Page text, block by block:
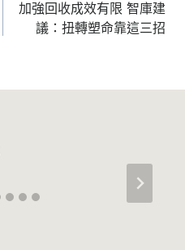
加強回收成效有限 智庫建
議：扭轉塑命靠這三招